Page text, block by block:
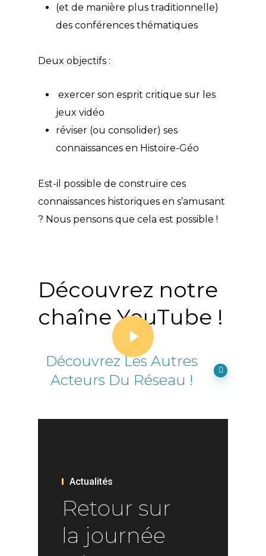
(et de manière plus traditionnelle)
des conférences thématiques
Deux objectifs :
exercer son esprit critique sur les
jeux vidéo
réviser (ou consolider) ses
connaissances en Histoire-Géo
Est-il possible de construire ces
connaissances historiques en s’amusant
? Nous pensons que cela est possible !
Découvrez notre
chaîne YouTube !
Play Video
Découvrez Les Autres
Acteurs Du Réseau !
Actualités
Retour sur
la journée